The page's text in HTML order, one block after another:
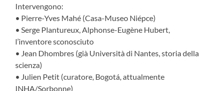
Intervengono:
• Pierre-Yves Mahé (Casa-Museo Niépce)
• Serge Plantureux, Alphonse-Eugène Hubert,
l’inventore sconosciuto
• Jean Dhombres (già Università di Nantes, storia della
scienza)
• Julien Petit (curatore, Bogotá, attualmente
INHA/Sorbonne)